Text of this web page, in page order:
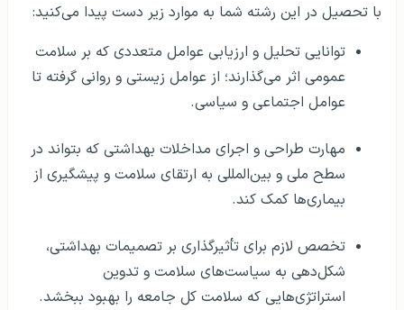
با تحصیل در این رشته شما به موارد زیر دست پیدا می‌کنید:
توانایی تحلیل و ارزیابی عوامل متعددی که بر سلامت
عمومی اثر می‌گذارند؛ از عوامل زیستی و روانی گرفته تا
عوامل اجتماعی و سیاسی.
مهارت طراحی و اجرای مداخلات بهداشتی که بتواند در
سطح ملی و بین‌المللی به ارتقای سلامت و پیشگیری از
بیماری‌ها کمک کند.
تخصص لازم برای تأثیرگذاری بر تصمیمات بهداشتی،
شکل‌دهی به سیاست‌های سلامت و تدوین
استراتژی‌هایی که سلامت کل جامعه را بهبود ببخشد.